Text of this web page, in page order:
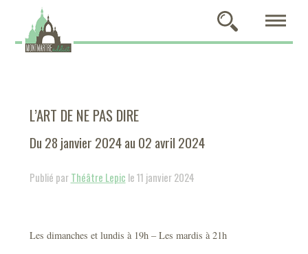
L’ART DE NE PAS DIRE
Du 28 janvier 2024 au 02 avril 2024
Publié parThéâtre Lepic le 11 janvier 2024
Les dimanches et lundis à 19h – Les mardis à 21h